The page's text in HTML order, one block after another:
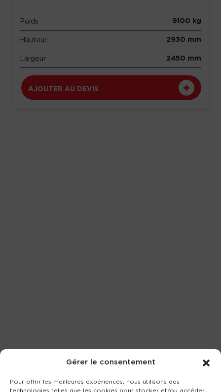
Gérer le consentement
Pour offrir les meilleures expériences, nous utilisons des
technologies telles que les cookies pour stocker et/ou accéder
Poids 9100 kg
Hauteur 2930 mm
Largeur 2450 mm
AJOUTER AU DEVIS